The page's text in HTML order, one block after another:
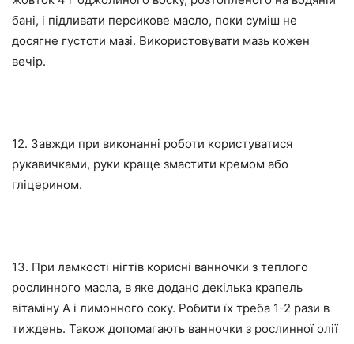
бані, і підливати персикове масло, поки суміш не
досягне густоти мазі. Використовувати мазь кожен
вечір.
12. Завжди при виконанні роботи користуватися
рукавичками, руки краще змастити кремом або
гліцерином.
13. При ламкості нігтів корисні ванночки з теплого
рослинного масла, в яке додано декілька крапель
вітаміну А і лимонного соку. Робити їх треба 1-2 рази в
тиждень. Також допомагають ванночки з рослинної олії